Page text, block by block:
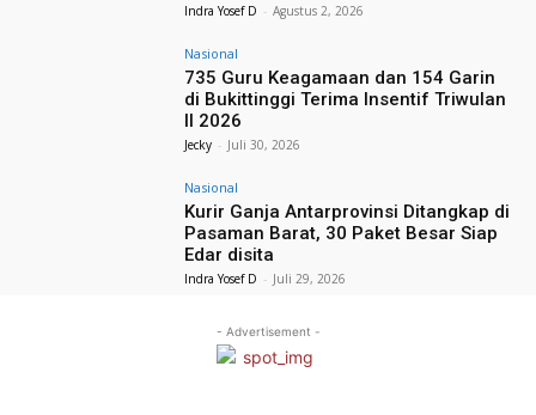
Indra Yosef D - Agustus 2, 2026
Nasional
735 Guru Keagamaan dan 154 Garin
di Bukittinggi Terima Insentif Triwulan
II 2026
Jecky - Juli 30, 2026
Nasional
Kurir Ganja Antarprovinsi Ditangkap di
Pasaman Barat, 30 Paket Besar Siap
Edar disita
Indra Yosef D - Juli 29, 2026
- Advertisement -